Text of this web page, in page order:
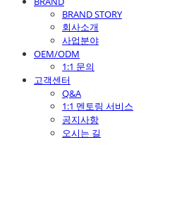
BRAND STORY
회사소개
사업분야
OEM/ODM
1:1 문의
고객센터
Q&A
1:1 멘토링 서비스
공지사항
오시는 길